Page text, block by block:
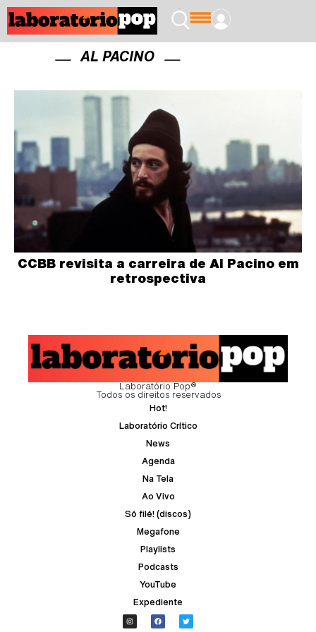
AL PACINO
CCBB revisita a carreira de Al Pacino em
retrospectiva
Laboratório Pop®
Todos os direitos reservados
Hot!
Laboratório Crítico
News
Agenda
Na Tela
Ao Vivo
Só filé! (discos)
Megafone
Playlists
Podcasts
YouTube
Expediente